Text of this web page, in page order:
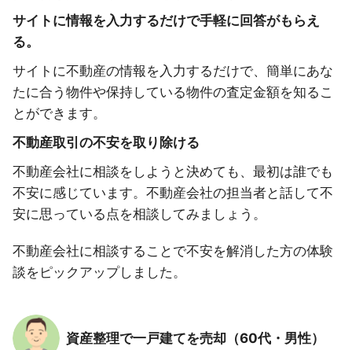
サイトに情報を入力するだけで手軽に回答がもらえ
る。
サイトに不動産の情報を入力するだけで、簡単にあな
たに合う物件や保持している物件の査定金額を知るこ
とができます。
不動産取引の不安を取り除ける
不動産会社に相談をしようと決めても、最初は誰でも
不安に感じています。不動産会社の担当者と話して不
安に思っている点を相談してみましょう。
不動産会社に相談することで不安を解消した方の体験
談をピックアップしました。
資産整理で一戸建てを売却（60代・男性）